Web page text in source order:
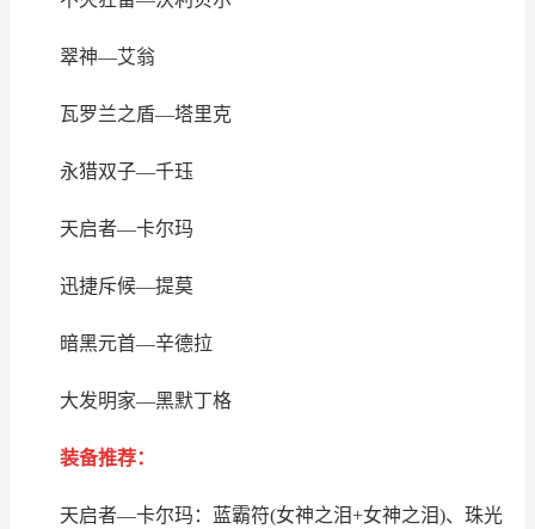
翠神—艾翁
瓦罗兰之盾—塔里克
永猎双子—千珏
天启者—卡尔玛
迅捷斥候—提莫
暗黑元首—辛德拉
大发明家—黑默丁格
装备推荐：
天启者—卡尔玛：蓝霸符(女神之泪+女神之泪)、珠光